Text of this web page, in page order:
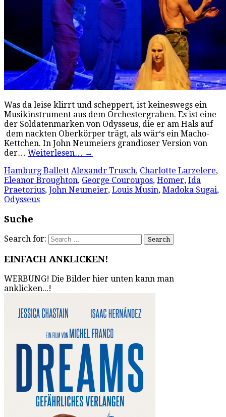
Was da leise klirrt und scheppert, ist keineswegs ein
Musikinstrument aus dem Orchestergraben. Es ist eine
der Soldatenmarken von Odysseus, die er am Hals auf
dem nackten Oberkörper trägt, als wär‘s ein Macho-
Kettchen. In John Neumeiers grandioser Version von
der… Weiterlesen… →
Hamburg Ballett Alexandr Trusch, Charlotte Larzelere,
Eleanor Broughton, George Couroupos, Homer, Ida
Praetorius, John Neumeier, Louis Musin, Madoka Sugai,
Odysseus
Suche
Search for:
EINFACH ANKLICKEN!
WERBUNG! Die Bilder hier unten kann man
anklicken...!